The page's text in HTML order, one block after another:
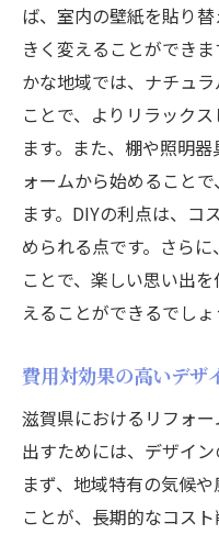
ば、室内の壁紙を貼り
きく変えることができ
かな地域では、ナチュ
ことで、よりリラック
ます。また、棚や照明
ォームから始めること
ます。DIYの利点は、コ
められる点です。さら
ことで、楽しい思い出
えることができるでしょ
費用対効果の高いデザ
滋賀県におけるリフォ
出すためには、デザイン
まず、地域特有の気候
ことが、長期的なコスト